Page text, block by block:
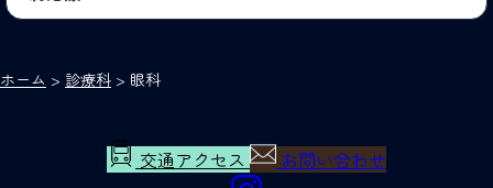
ホーム > 診療科 > 眼科
交通アクセス お問い合わせ